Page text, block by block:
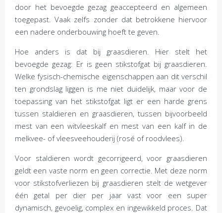
door het bevoegde gezag geaccepteerd en algemeen
toegepast. Vaak zelfs zonder dat betrokkene hiervoor
een nadere onderbouwing hoeft te geven.
Hoe anders is dat bij graasdieren. Hier stelt het
bevoegde gezag: Er is geen stikstofgat bij graasdieren.
Welke fysisch-chemische eigenschappen aan dit verschil
ten grondslag liggen is me niet duidelijk, maar voor de
toepassing van het stikstofgat ligt er een harde grens
tussen staldieren en graasdieren, tussen bijvoorbeeld
mest van een witvleeskalf en mest van een kalf in de
melkvee- of vleesveehouderij (rosé of roodvlees).
Voor staldieren wordt gecorrigeerd, voor graasdieren
geldt een vaste norm en geen correctie. Met deze norm
voor stikstofverliezen bij graasdieren stelt de wetgever
één getal per dier per jaar vast voor een super
dynamisch, gevoelig, complex en ingewikkeld proces. Dat